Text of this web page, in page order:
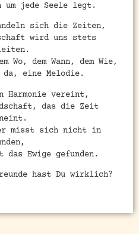
um jede Seele legt.
sich die Zeiten,
wird uns stets
dem Wann, dem Wie,
eine Melodie.
Harmonie vereint,
das die Zeit
er misst sich nicht in
Ewige gefunden.
hast Du wirklich?